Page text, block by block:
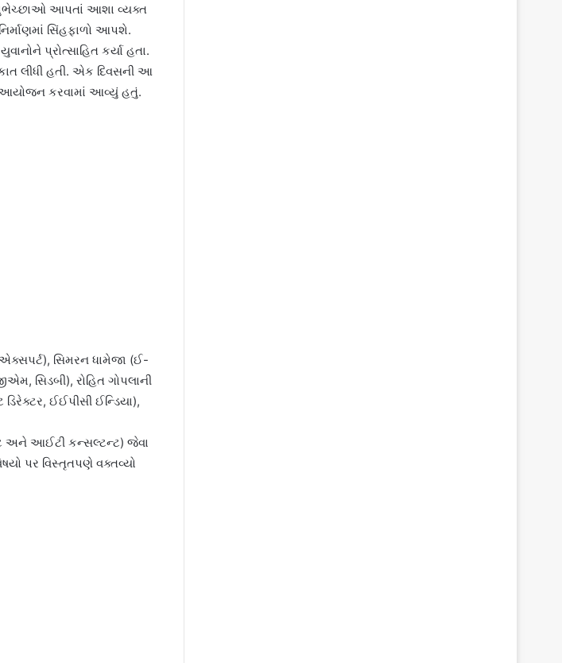
શુભેચ્છાઓ આપતાં આશા વ્યક્ત
સિંહફાળો આપશે.
પ્રોત્સાહિત કર્યા હતા.
લીધી હતી. એક દિવસની આ
આયોજન કરવામાં આવ્યું હતું.
સિમરન ધામેજા (ઈ-
સિડબી), રોહિત ગોપલાની
ઈઈપીસી ઈન્ડિયા),
અને આઈટી કન્સલ્ટન્ટ) જેવા
પર વિસ્તૃતપણે વક્તવ્યો